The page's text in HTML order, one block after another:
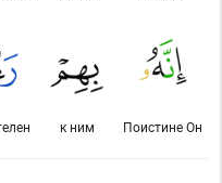
Поистине Он
к ним